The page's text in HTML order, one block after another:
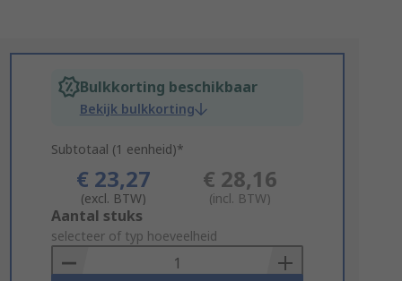
Bulkkorting beschikbaar
Bekijk bulkkorting
Subtotaal (1 eenheid)*
€ 23,27
(excl. BTW)
€ 28,16
(incl. BTW)
Add
to
Basket
Aantal stuks
selecteer of typ hoeveelheid